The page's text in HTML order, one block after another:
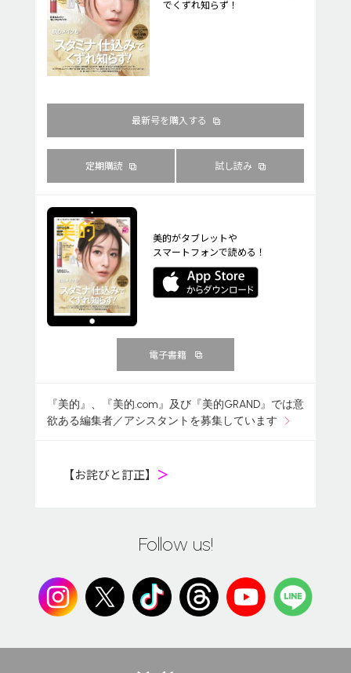
でくずれ知らず！
最新号を購入する
定期購読 試し読み
美的がタブレットや
スマートフォンで読める！
電子書籍
『美的』、『美的.com』及び『美的GRAND』では意
欲ある編集者／アシスタントを募集しています
【お詫びと訂正】 ＞
Follow us!